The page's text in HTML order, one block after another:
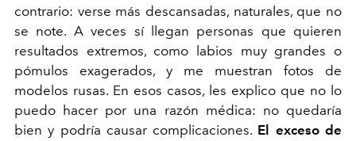
contrario: verse más descansadas, naturales, que no
se note. A veces sí llegan personas que quieren
resultados extremos, como labios muy grandes o
pómulos exagerados, y me muestran fotos de
modelos rusas. En esos casos, les explico que no lo
puedo hacer por una razón médica: no quedaría
bien y podría causar complicaciones. El exceso de